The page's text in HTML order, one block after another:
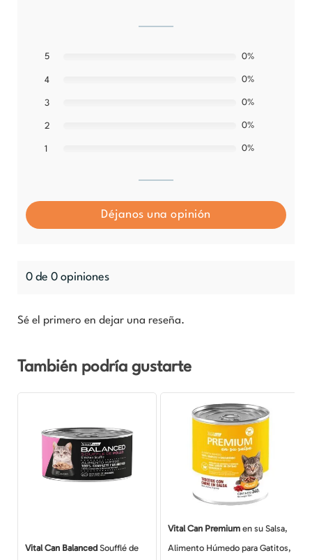
5 0%
4 0%
3 0%
2 0%
1 0%
Déjanos una opinión
0 de 0 opiniones
Sé el primero en dejar una reseña.
También podría gustarte
Vital Can Balanced Soufflé de
Vital Can Premium en su Salsa,
Alimento Húmedo para Gatitos,